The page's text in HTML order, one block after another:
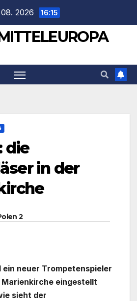
2026 16:15
die
in der
2
ein neuer Trompetenspieler
Marienkirche eingestellt
sieht der